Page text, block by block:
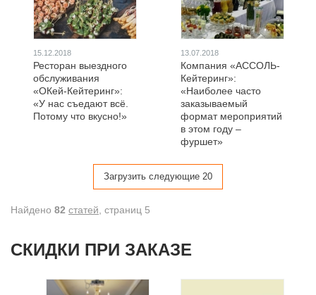
15.12.2018
Ресторан выездного
обслуживания
«ОКей-Кейтеринг»:
«У нас съедают всё.
Потому что вкусно!»
13.07.2018
Компания «АССОЛЬ-
Кейтеринг»:
«Наиболее часто
заказываемый
формат мероприятий
в этом году –
фуршет»
Загрузить следующие 20
Найдено 82 статей , cтраниц 5
СКИДКИ ПРИ ЗАКАЗЕ